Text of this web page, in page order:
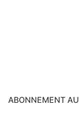
ABONNEMENT